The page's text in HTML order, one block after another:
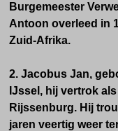
Burgemeester
Antoon overleed in
Zuid-Afrika.
2. Jacobus Jan,
IJssel, hij vertrok
Rijssenburg. Hij
jaren veertig weer